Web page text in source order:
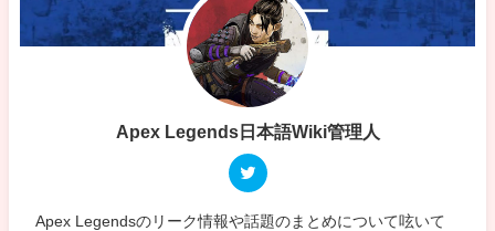
Apex Legends日本語Wiki管理人
Apex Legendsのリーク情報や話題のまとめについて呟いて